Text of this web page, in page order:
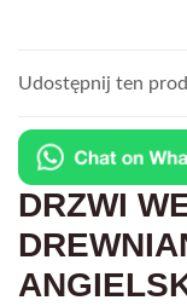
Udostępnij ten
DRZWI